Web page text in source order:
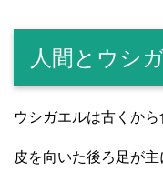
人間とウシ
ウシガエルは古くから
皮を向いた後ろ足が